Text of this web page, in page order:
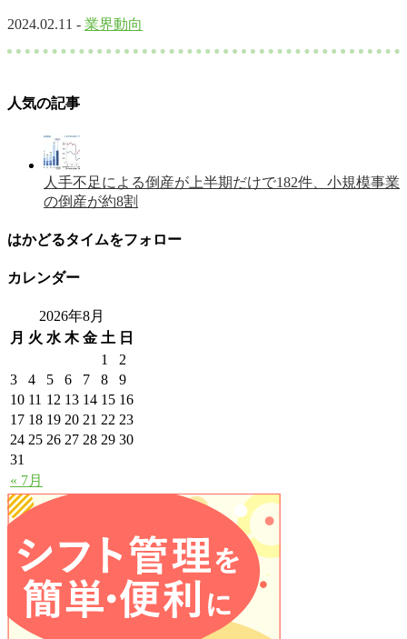
2024.02.11 - 業界動向
人気の記事
人手不足による倒産が上半期だけで182件、小規模事業
の倒産が約8割
はかどるタイムをフォロー
カレンダー
2026年8月
月 火 水 木 金 土 日
« 7月
1
2
3
4 5 6 7 8
9
10 11 12 13 14 15 16
17 18 19 20 21 22 23
24 25 26 27 28 29 30
31